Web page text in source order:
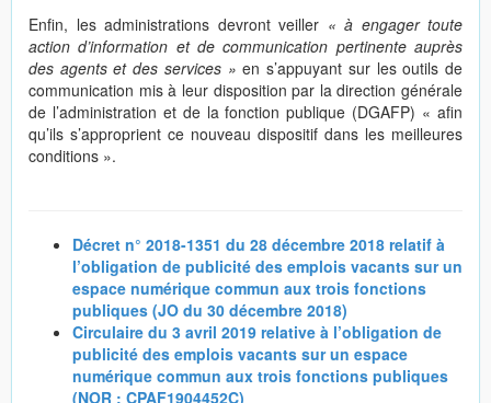
Enfin, les administrations devront veiller « à engager toute
action d’information et de communication pertinente auprès
des agents et des services » en s’appuyant sur les outils de
communication mis à leur disposition par la direction générale
de l’administration et de la fonction publique (DGAFP) « afin
qu’ils s’approprient ce nouveau dispositif dans les meilleures
conditions ».
Décret n° 2018-1351 du 28 décembre 2018 relatif à
l’obligation de publicité des emplois vacants sur un
espace numérique commun aux trois fonctions
publiques (JO du 30 décembre 2018)
Circulaire du 3 avril 2019 relative à l’obligation de
publicité des emplois vacants sur un espace
numérique commun aux trois fonctions publiques
(NOR : CPAF1904452C)